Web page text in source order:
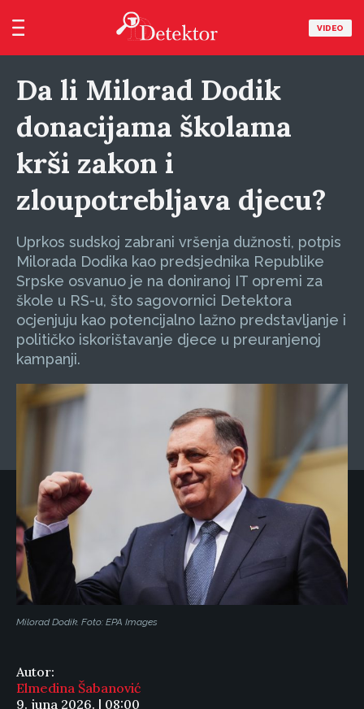
VIDEO
Da li Milorad Dodik
donacijama školama
krši zakon i
zloupotrebljava djecu?
Uprkos sudskoj zabrani vršenja dužnosti, potpis
Milorada Dodika kao predsjednika Republike
Srpske osvanuo je na doniranoj IT opremi za
škole u RS-u, što sagovornici Detektora
ocjenjuju kao potencijalno lažno predstavljanje i
političko iskorištavanje djece u preuranjenoj
kampanji.
Milorad Dodik. Foto: EPA Images
Autor:
Elmedina Šabanović
9. juna 2026. | 08:00